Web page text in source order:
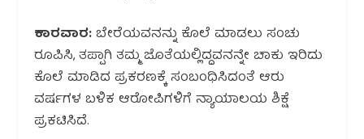
ಕಾರವಾರ:ಬೇರೆಯವನನ್ನು ಕೊಲೆ ಮಾಡಲು ಸಂಚು
ರೂಪಿಸಿ, ತಪ್ಪಾಗಿ ತಮ್ಮ ಜೊತೆಯಲ್ಲಿದ್ದವನನ್ನೇ ಚಾಕು ಇರಿದು
ಕೊಲೆ ಮಾಡಿದ ಪ್ರಕರಣಕ್ಕೆ ಸಂಬಂಧಿಸಿದಂತೆ ಆರು
ವರ್ಷಗಳ ಬಳಿಕ ಆರೋಪಿಗಳಿಗೆ ನ್ಯಾಯಾಲಯ ಶಿಕ್ಷೆ
ಪ್ರಕಟಿಸಿದೆ.